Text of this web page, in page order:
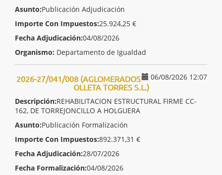
Asunto:Publicación Adjudicación
Importe Con Impuestos:25.924,25 €
Fecha Adjudicación:04/08/2026
Organismo: Departamento de Igualdad
06/08/2026 12:07
2026-27/041/008 (AGLOMERADOS
OLLETA TORRES S.L.)
Descripción:REHABILITACION ESTRUCTURAL FIRME CC-
162, DE TORREJONCILLO A HOLGUERA
Asunto:Publicación Formalización
Importe Con Impuestos:892.371,31 €
Fecha Adjudicación:28/07/2026
Fecha Formalización:04/08/2026